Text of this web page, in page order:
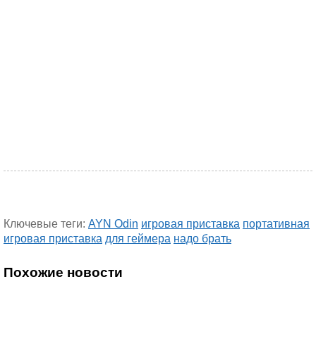
Ключевые теги: AYN Odin игровая приставка портативная
игровая приставка для геймера надо брать
Похожие новости